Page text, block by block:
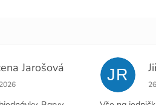
Jarošová
obchodu je 5 z 5 hvězdiček.
JR